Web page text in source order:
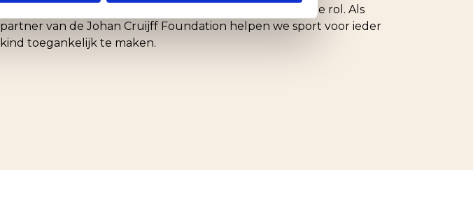
opgroeien stimuleren. Sport speelt daarin een belangrijke rol. Als
partner van de Johan Cruijff Foundation helpen we sport voor ieder
kind toegankelijk te maken.